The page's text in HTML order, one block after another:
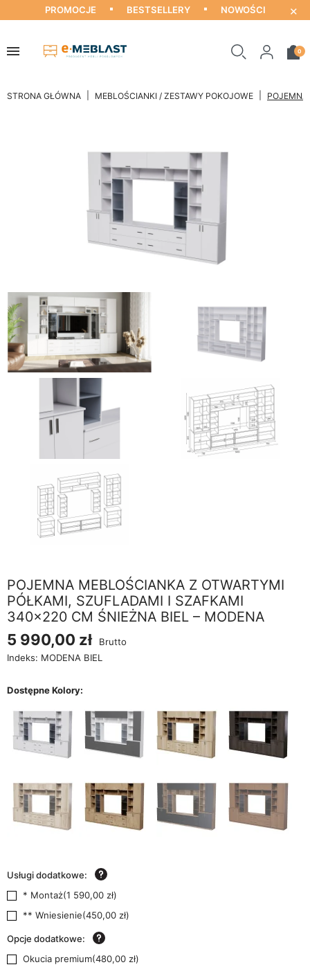
PROMOCJE BESTSELLERY NOWOŚCI ×
0
STRONA GŁÓWNA MEBLOŚCIANKI / ZESTAWY POKOJOWE
POJEMNA MEBLOŚCIANKA Z OTWARTYMI
PÓŁKAMI, SZUFLADAMI I SZAFKAMI
340×220 CM ŚNIEŻNA BIEL – MODENA
5 990,00 zł
Brutto
Indeks: MODENA BIEL
Dostępne Kolory:
Usługi dodatkowe:
* Montaż(1 590,00 zł)
** Wniesienie(450,00 zł)
Opcje dodatkowe:
Okucia premium(480,00 zł)